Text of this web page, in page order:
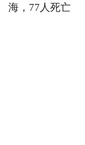
海，77人死亡